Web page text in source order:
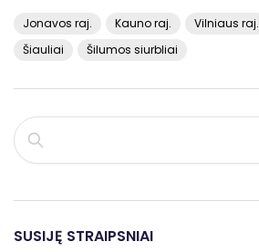
Jonavos raj. Kauno raj. Vilniaus raj.
Šiauliai
Šilumos siurbliai
SUSIJĘ STRAIPSNIAI